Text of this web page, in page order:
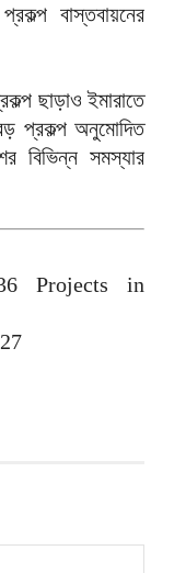
বাস্তবায়নের
ছাড়াও ইমারাতে
প্রকল্প অনুমোদিত
বিভিন্ন সমস্যার
Projects in